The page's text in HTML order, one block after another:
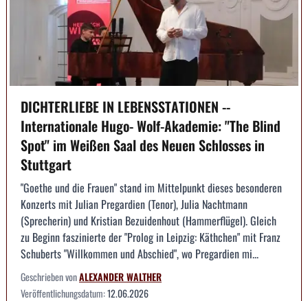
DICHTERLIEBE IN LEBENSSTATIONEN --
Internationale Hugo- Wolf-Akademie: "The Blind
Spot" im Weißen Saal des Neuen Schlosses in
Stuttgart
"Goethe und die Frauen" stand im Mittelpunkt dieses besonderen
Konzerts mit Julian Pregardien (Tenor), Julia Nachtmann
(Sprecherin) und Kristian Bezuidenhout (Hammerflügel). Gleich
zu Beginn faszinierte der "Prolog in Leipzig: Käthchen" mit Franz
Schuberts "Willkommen und Abschied", wo Pregardien mi...
Geschrieben vonALEXANDER WALTHER
Veröffentlichungsdatum:12.06.2026